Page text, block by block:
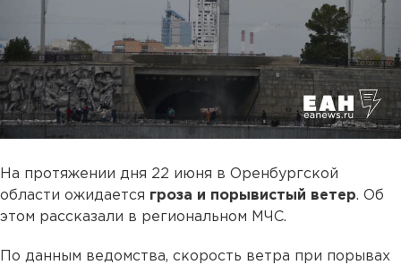
На протяжении дня 22 июня в Оренбургской
области ожидается гроза и порывистый ветер. Об
этом рассказали в региональном МЧС.
По данным ведомства, скорость ветра при порывах